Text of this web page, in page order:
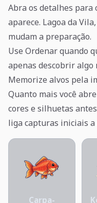
Abra os detalhes para
aparece. Lagoa da
mudam a preparação.
Use Ordenar quando
apenas descobrir algo
Memorize alvos pela
Quanto mais você
cores e silhuetas
liga capturas iniciais a
Carpa-